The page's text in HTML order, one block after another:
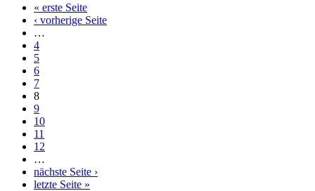
« erste Seite
‹ vorherige Seite
…
4
5
6
7
8
9
10
11
12
…
nächste Seite ›
letzte Seite »